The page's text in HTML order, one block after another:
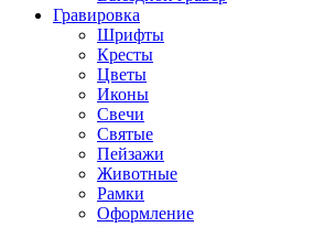
Гравировка
Шрифты
Кресты
Цветы
Иконы
Свечи
Святые
Пейзажи
Животные
Рамки
Оформление